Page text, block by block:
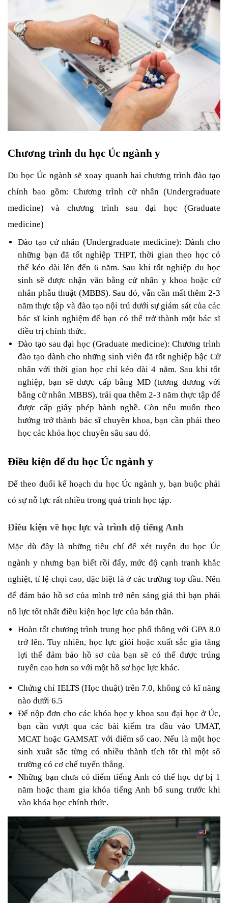
Chương trình du học Úc ngành y
Du học Úc ngành sẽ xoay quanh hai chương trình đào tạo
chính bao gồm: Chương trình cử nhân (Undergraduate
medicine) và chương trình sau đại học (Graduate
medicine)
Đào tạo cử nhân (Undergraduate medicine): Dành cho
những bạn đã tốt nghiệp THPT, thời gian theo học có
thể kéo dài lên đến 6 năm. Sau khi tốt nghiệp du học
sinh sẽ được nhận văn bằng cử nhân y khoa hoặc cử
nhân phẫu thuật (MBBS). Sau đó, vẫn cần mất thêm 2-3
năm thực tập và đào tạo nội trú dưới sự giám sát của các
bác sĩ kinh nghiệm để bạn có thể trở thành một bác sĩ
điều trị chính thức.
Đào tạo sau đại học (Graduate medicine): Chương trình
đào tạo dành cho những sinh viên đã tốt nghiệp bậc Cử
nhân với thời gian học chỉ kéo dài 4 năm. Sau khi tốt
nghiệp, bạn sẽ được cấp bằng MD (tương đương với
bằng cử nhân MBBS), trải qua thêm 2-3 năm thực tập để
được cấp giấy phép hành nghề. Còn nếu muốn theo
hướng trở thành bác sĩ chuyên khoa, bạn cần phải theo
học các khóa học chuyên sâu sau đó.
Điều kiện để du học Úc ngành y
Để theo đuổi kế hoạch du học Úc ngành y, bạn buộc phải
có sự nỗ lực rất nhiều trong quá trình học tập.
Điều kiện về học lực và trình độ tiếng Anh
Mặc dù đây là những tiêu chí để xét tuyển du học Úc
ngành y nhưng bạn biết rồi đấy, mức độ cạnh tranh khắc
nghiệt, tỉ lệ chọi cao, đặc biệt là ở các trường top đầu. Nên
để đảm bảo hồ sơ của mình trở nên sáng giá thì bạn phải
nỗ lực tốt nhất điều kiện học lực của bản thân.
Hoàn tất chương trình trung học phổ thông với GPA 8.0
trở lên. Tuy nhiên, học lực giỏi hoặc xuất sắc gia tăng
lợi thế đảm bảo hồ sơ của bạn sẽ có thể được trúng
tuyển cao hơn so với một hồ sơ học lực khác.
Chứng chỉ IELTS (Học thuật) trên 7.0, không có kĩ năng
nào dưới 6.5
Để nộp đơn cho các khóa học y khoa sau đại học ở Úc,
bạn cần vượt qua các bài kiểm tra đầu vào UMAT,
MCAT hoặc GAMSAT với điểm số cao. Nếu là một học
sinh xuất sắc từng có nhiều thành tích tốt thì một số
trường có cơ chế tuyển thẳng.
Những bạn chưa có điểm tiếng Anh có thể học dự bị 1
năm hoặc tham gia khóa tiếng Anh bổ sung trước khi
vào khóa học chính thức.